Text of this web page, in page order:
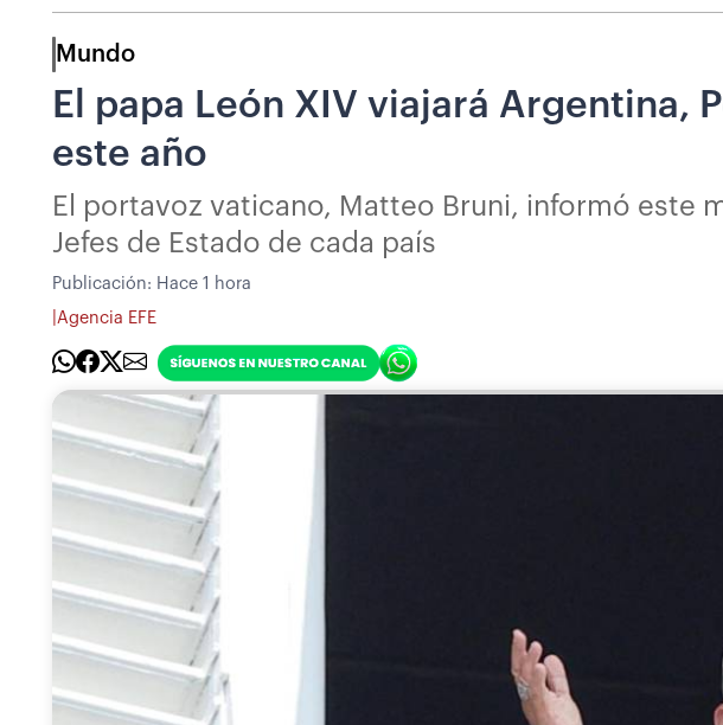
Mundo
El papa León XIV viajará Argentina,
este año
El portavoz vaticano, Matteo Bruni, informó este
Jefes de Estado de cada país
Publicación: Hace 1 hora
Agencia EFE